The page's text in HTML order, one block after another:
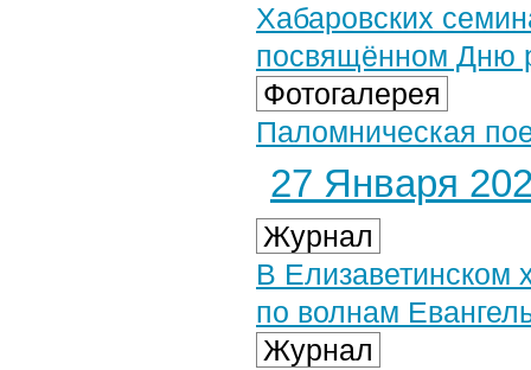
Хабаровских
посвящённом Дню
Фотогалерея
Паломническая
27 Января
Журнал
В Елизаветинском
по волнам
Журнал